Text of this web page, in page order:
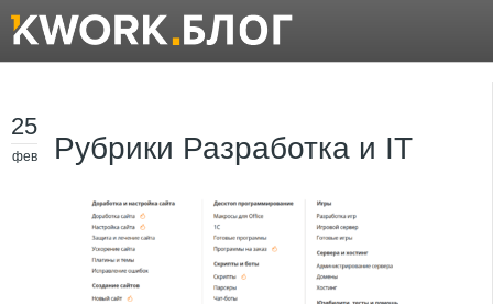
25
фев Рубрики Разработка и IT